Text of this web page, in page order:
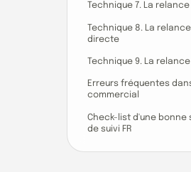
Technique 7. La
Technique 8. La
directe
Technique 9. La
Erreurs fréquentes
commercial
Check-list d'une bonne
de suivi FR